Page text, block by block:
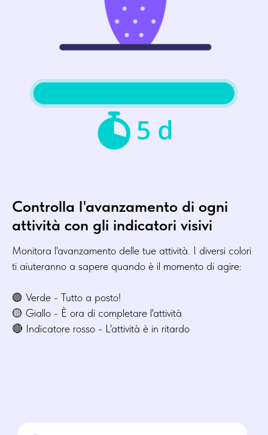
Controlla l'avanzamento di ogni
attività con gli indicatori visivi
Monitora l'avanzamento delle tue attività. I ​​diversi colori
ti aiuteranno a sapere quando è il momento di agire:
🟢 Verde - Tutto a posto!
🟡 Giallo - È ora di completare l'attività
🔴 Indicatore rosso - L'attività è in ritardo